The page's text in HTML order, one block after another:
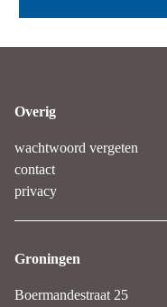
Overig
wachtwoord vergeten
contact
privacy
Groningen
Boermandestraat 25